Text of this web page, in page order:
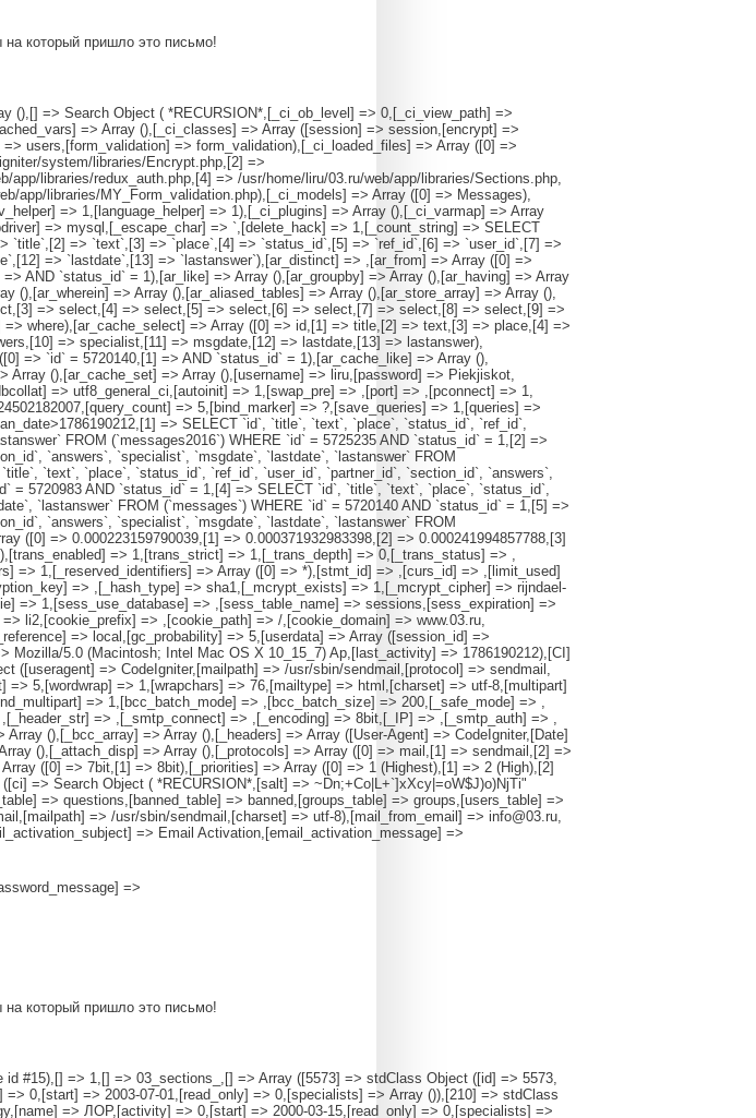
на который пришло это письмо!
(),[] => Search Object ( *RECURSION*,[_ci_ob_level] => 0,[_ci_view_path] =>
=> Array (),[_ci_classes] => Array ([session] => session,[encrypt] =>
users,[form_validation] => form_validation),[_ci_loaded_files] => Array ([0] =>
system/libraries/Encrypt.php,[2] =>
libraries/redux_auth.php,[4] => /usr/home/liru/03.ru/web/app/libraries/Sections.php,
app/libraries/MY_Form_validation.php),[_ci_models] => Array ([0] => Messages),
=> 1,[language_helper] => 1),[_ci_plugins] => Array (),[_ci_varmap] => Array
=> mysql,[_escape_char] => `,[delete_hack] => 1,[_count_string] => SELECT
`title`,[2] => `text`,[3] => `place`,[4] => `status_id`,[5] => `ref_id`,[6] => `user_id`,[7] =>
=> `lastdate`,[13] => `lastanswer`),[ar_distinct] => ,[ar_from] => Array ([0] =>
AND `status_id` = 1),[ar_like] => Array (),[ar_groupby] => Array (),[ar_having] => Array
=> Array (),[ar_aliased_tables] => Array (),[ar_store_array] => Array (),
=> select,[4] => select,[5] => select,[6] => select,[7] => select,[8] => select,[9] =>
where),[ar_cache_select] => Array ([0] => id,[1] => title,[2] => text,[3] => place,[4] =>
=> specialist,[11] => msgdate,[12] => lastdate,[13] => lastanswer),
=> `id` = 5720140,[1] => AND `status_id` = 1),[ar_cache_like] => Array (),
Array (),[ar_cache_set] => Array (),[username] => liru,[password] => Piekjiskot,
=> utf8_general_ci,[autoinit] => 1,[swap_pre] => ,[port] => ,[pconnect] => 1,
=> 5,[bind_marker] => ?,[save_queries] => 1,[queries] =>
=> SELECT `id`, `title`, `text`, `place`, `status_id`, `ref_id`,
FROM (`messages2016`) WHERE `id` = 5725235 AND `status_id` = 1,[2] =>
`answers`, `specialist`, `msgdate`, `lastdate`, `lastanswer` FROM
`text`, `place`, `status_id`, `ref_id`, `user_id`, `partner_id`, `section_id`, `answers`,
= 5720983 AND `status_id` = 1,[4] => SELECT `id`, `title`, `text`, `place`, `status_id`,
`lastanswer` FROM (`messages`) WHERE `id` = 5720140 AND `status_id` = 1,[5] =>
`answers`, `specialist`, `msgdate`, `lastdate`, `lastanswer` FROM
([0] => 0.000223159790039,[1] => 0.000371932983398,[2] => 0.000241994857788,[3]
=> 1,[trans_strict] => 1,[_trans_depth] => 0,[_trans_status] => ,
=> 1,[_reserved_identifiers] => Array ([0] => *),[stmt_id] => ,[curs_id] => ,[limit_used]
=> ,[_hash_type] => sha1,[_mcrypt_exists] => 1,[_mcrypt_cipher] => rijndael-
=> 1,[sess_use_database] => ,[sess_table_name] => sessions,[sess_expiration] =>
li2,[cookie_prefix] => ,[cookie_path] => /,[cookie_domain] => www.03.ru,
=> local,[gc_probability] => 5,[userdata] => Array ([session_id] =>
Mozilla/5.0 (Macintosh; Intel Mac OS X 10_15_7) Ap,[last_activity] => 1786190212),[CI]
([useragent] => CodeIgniter,[mailpath] => /usr/sbin/sendmail,[protocol] => sendmail,
5,[wordwrap] => 1,[wrapchars] => 76,[mailtype] => html,[charset] => utf-8,[multipart]
=> 1,[bcc_batch_mode] => ,[bcc_batch_size] => 200,[_safe_mode] => ,
=> ,[_smtp_connect] => ,[_encoding] => 8bit,[_IP] => ,[_smtp_auth] => ,
(),[_bcc_array] => Array (),[_headers] => Array ([User-Agent] => CodeIgniter,[Date]
(),[_attach_disp] => Array (),[_protocols] => Array ([0] => mail,[1] => sendmail,[2] =>
([0] => 7bit,[1] => 8bit),[_priorities] => Array ([0] => 1 (Highest),[1] => 2 (High),[2]
=> Search Object ( *RECURSION*,[salt] => ~Dn;+Co|L+`]xXcy|=oW$J)o)NjTi"
=> questions,[banned_table] => banned,[groups_table] => groups,[users_table] =>
=> /usr/sbin/sendmail,[charset] => utf-8),[mail_from_email] => info@03.ru,
=> Email Activation,[email_activation_message] =>
=>
на который пришло это письмо!
=> spid,[url] => /section/spid,[name] => СПИД,[activity] => yellow,[start] => 2006-01-10,[read_only] => 0,[specialists] => Array ()),[5351] => stdClass Object ([id] => 5351,[ref] => 0,[alpha] => research,[url] => /section/research,[name] => лучевая диагностика,[activity] => 0,[start] => 2000-11-25,[read_only] => 0,[specialists] => Array ()),[5340] => stdClass Object ([id] => 5340,[ref] => 5351,[alpha] => histology,[url] => /section/histology,[name] => гистолог,[activity] => 0,[start] => 2000-11-16,[read_only] => 0,[specialists] => Array ()),[5601] => stdClass Object ([id] => 5601,[ref] => 0,[alpha] => invalidi,[url] => /section/invalidi,[name] => инвалиды,[activity] => 0,[start] => 2004-04-13,[read_only] => 0,[specialists] => Array ()),[140] => stdClass Object ([id] => 140,[ref] => 0,[alpha] => cardiology,[url] => /section/cardiology,[name] => кардиолог,[activity] => 0,[start] => 2000-03-08,[read_only] => 0,[specialists] => Array ()),[5600] => stdClass Object ([id] => 5600,[ref] => 0,[alpha] => kosmetika,[url] => /section/kosmetika,[name] => косметолог,[activity] => 0,[start] => 2000-03-22,[read_only] => 0,[specialists] => Array ()),[1389] => stdClass Object ([id] => 1389,[ref] => 0,[alpha] => mammology,[url] => /section/mammology,[name] => маммолог,[activity] => 0,[start] => 2000-08-29,[read_only] => 0,[specialists] => Array ()),[5572] => stdClass Object ([id] => 5572,[ref] => 0,[alpha] => manual,[url] => /section/manual,[name] => мануальный терапевт,[activity] => 0,[start] => 2003-06-27,[read_only] => 0,[specialists] => Array ()),[5604] => stdClass Object ([id] => 5604,[ref] => 0,[alpha] => massaj,[url] => /section/massaj,[name] => массаж,[activity] => 0,[start] => 2005-01-18,[read_only] => 0,[specialists] => Array ()),[191] => stdClass Object ([id] => 191,[ref] => 0,[alpha] => narcology,[url] => /section/narcology,[name] => нарколог,[activity] => 0,[start] => 2000-03-29,[read_only] => 1,[specialists] => Array ()),[5550] => stdClass Object ([id] => 5550,[ref] => 191,[alpha] => anonim,[url] => /section/anonim,[name] => для тех, кто бросил,[activity] => 0,[start] => 2002-10-25,[read_only] => 1,[specialists] => Array ()),[5595] => stdClass Object ([id] => 5595,[ref] => 191,[alpha] => near,[url] => /section/near,[name] => для тех, кто рядом,[activity] => 0,[start] => 2004-02-26,[read_only] => 1,[specialists] => Array ()),[190] => stdClass Object ([id] => 190,[ref] => 0,[alpha] => neurology,[url] => /section/neurology,[name] => невролог,[activity] => 0,[start] => 2000-03-07,[read_only] => 0,[specialists] => Array ()),[5556] => stdClass Object ([id] => 5556,[ref] => 190,[alpha] => vertebr,[url] => /section/vertebr,[name] => позвоночник,[activity] => 0,[start] => 2003-03-24,[read_only] => 0,[specialists] => Array ()),[200] => stdClass Object ([id] => 200,[ref] => 0,[alpha] => oncology,[url] => /section/oncology,[name] => онколог,[activity] => 0,[start] => 2000-03-08,[read_only] => 0,[specialists] => Array ()),[5580] => stdClass Object ([id] => 5580,[ref] => 200,[alpha] => oncoreabilitation,[url] => /section/oncoreabilitation,[name] => онкореабилитация,[activity] => 0,[start] => 2003-11-17,[read_only] => 0,[specialists] => Array ()),[1228] => stdClass Object ([id] => 1228,[ref] => 0,[alpha] => oftalmology,[url] => /section/oftalmology,[name] => офтальмолог,[activity] => 0,[start] => 2000-03-08,[read_only] => 0,[specialists] => Array ()),[5616] => stdClass Object ([id] => 5616,[ref] => 1228,[alpha] => glass,[url] => /section/glass,[name] => линзы и очки,[activity] => 0,[start] => 2009-10-30,[read_only] => 0,[specialists] => Array ()),[230] => stdClass Object ([id] => 230,[ref] => 0,[alpha] => pediatry,[url] => /section/pediatry,[name] => педиатр,[activity] => 0,[start] => 2000-03-07,[read_only] => 0,[specialists] => Array ()),[5335] => stdClass Object ([id] => 5335,[ref] => 230,[alpha] => cardiology_children,[url] => /section/cardiology_children,[name] => детский кардиолог,[activity] => 0,[start] => 2000-11-13,[read_only] => 0,[specialists] => Array ()),[5258] => stdClass Object ([id] => 5258,[ref] => 230,[alpha] => dermatology_children,[url] => /section/dermatology_children,[name] => детский дерматолог,[activity] => 0,[start] => 2000-12-17,[read_only] => 0,[specialists] => Array ()),[5379] => stdClass Object ([id] => 5379,[ref] => 230,[alpha] => neurology_children,[url] => /section/neurology_children,[name] => детский невролог,[activity] => 0,[start] => 2001-01-06,[read_only] => 0,[specialists] => Array ()),[5481] => stdClass Object ([id] => 5481,[ref] => 230,[alpha] => orthopedy,[url] => /section/orthopedy,[name] => детский ортопед,[activity] => 0,[start] => 2000-12-25,[read_only] => 0,[specialists] => Array ()),[5501] => stdClass Object ([id] => 5501,[ref] => 230,[alpha] => endokrinology_children,[url] => /section/endokrinology_children,[name] => детский эндокринолог,[activity] => 0,[start] => 2001-10-17,[read_only] => 0,[specialists] => Array ()),[5542] => stdClass Object ([id